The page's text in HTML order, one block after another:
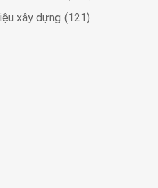
xây dựng (121)